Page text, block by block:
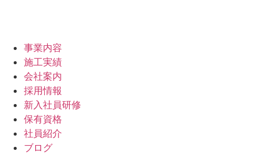
事業内容
施工実績
会社案内
採用情報
新入社員研修
保有資格
社員紹介
ブログ